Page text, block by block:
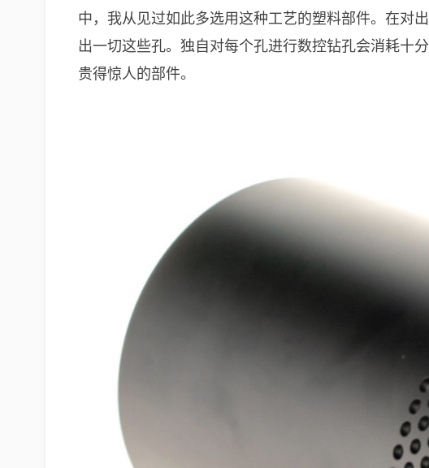
中，我从见过如此多选用这种工艺的塑料部件。在对
出一切这些孔。独自对每个孔进行数控钻孔会消耗十
贵得惊人的部件。